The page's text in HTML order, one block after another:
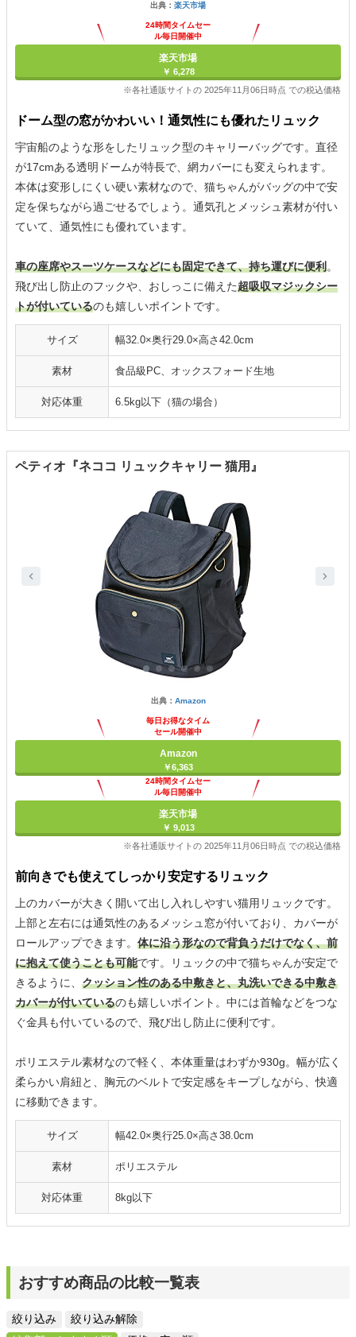
出典： 楽天市場
24時間タイムセー
ル毎日開催中
楽天市場
￥ 6,278
※各社通販サイトの 2025年11月06日時点 での税込価格
ドーム型の窓がかわいい！通気性にも優れたリュック
宇宙船のような形をしたリュック型のキャリーバッグです。直径
が17cmある透明ドームが特長で、網カバーにも変えられます。
本体は変形しにくい硬い素材なので、猫ちゃんがバッグの中で安
定を保ちながら過ごせるでしょう。通気孔とメッシュ素材が付い
ていて、通気性にも優れています。
車の座席やスーツケースなどにも固定できて、持ち運びに便利。
飛び出し防止のフックや、おしっこに備えた超吸収マジックシー
トが付いているのも嬉しいポイントです。
サイズ 幅32.0×奥行29.0×高さ42.0cm
素材 食品級PC、オックスフォード生地
対応体重 6.5kg以下（猫の場合）
ペティオ『ネココ リュックキャリー 猫用』
出典： Amazon
毎日お得なタイム
セール開催中
Amazon
￥6,363
24時間タイムセー
ル毎日開催中
楽天市場
￥ 9,013
※各社通販サイトの 2025年11月06日時点 での税込価格
前向きでも使えてしっかり安定するリュック
上のカバーが大きく開いて出し入れしやすい猫用リュックです。
上部と左右には通気性のあるメッシュ窓が付いており、カバーが
ロールアップできます。 体に沿う形なので背負うだけでなく、前
に抱えて使うことも可能です。リュックの中で猫ちゃんが安定で
きるように、 クッション性のある中敷きと、丸洗いできる中敷き
カバーが付いているのも嬉しいポイント。中には首輪などをつな
ぐ金具も付いているので、飛び出し防止に便利です。
ポリエステル素材なので軽く、本体重量はわずか930g。幅が広く
柔らかい肩紐と、胸元のベルトで安定感をキープしながら、快適
に移動できます。
サイズ 幅42.0×奥行25.0×高さ38.0cm
素材 ポリエステル
対応体重 8kg以下
おすすめ商品の比較一覧表
絞り込み
絞り込み解除